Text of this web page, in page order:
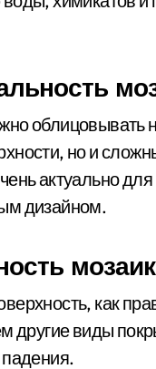
облицовывать
но и
актуально для
дизайном.
как
другие виды
падения.